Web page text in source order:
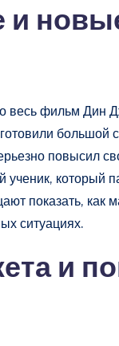
и
весь фильм Дин
большой
повысил
который
показать, как
ситуациях.
и